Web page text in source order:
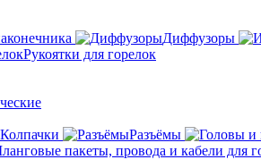
Диффузоры
Рукоятки для горелок
Колпачки Разъёмы
пакеты, провода и кабели для